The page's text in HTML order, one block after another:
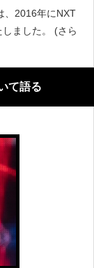
、2016年にNXT
ました。 (さら
て語る